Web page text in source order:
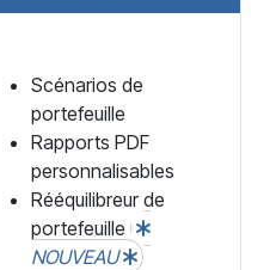
Scénarios de
portefeuille
Rapports PDF
personnalisables
Rééquilibreur de
portefeuille
NOUVEAU